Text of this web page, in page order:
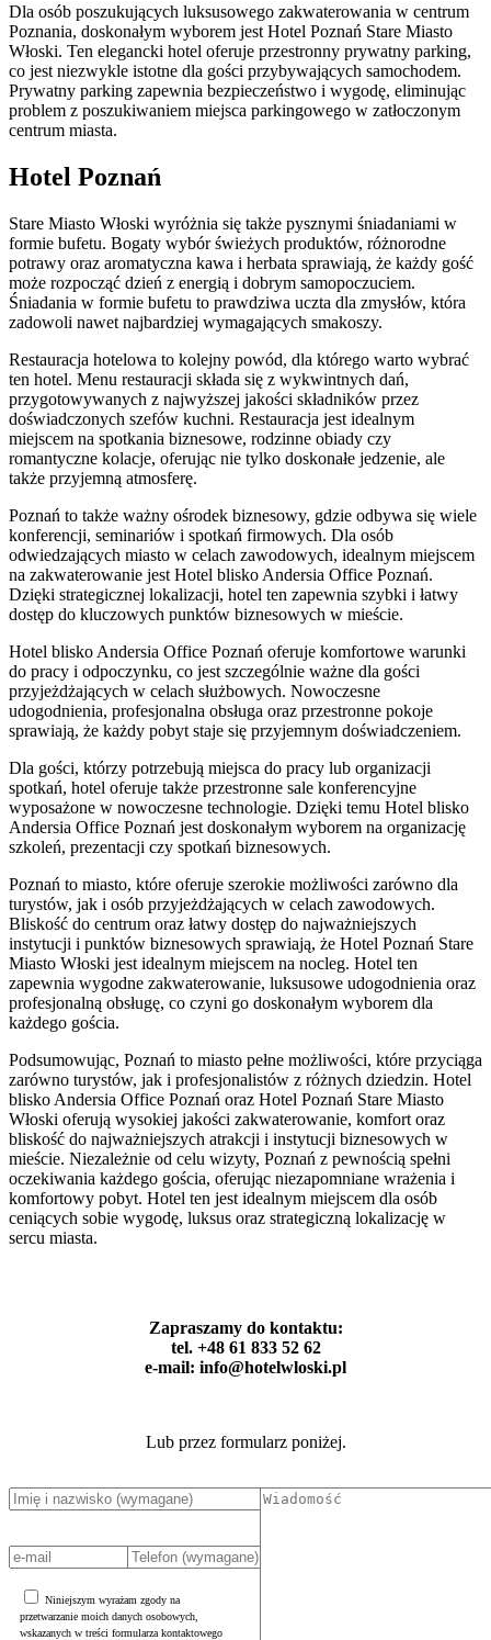
Dla osób poszukujących luksusowego zakwaterowania w centrum
Poznania, doskonałym wyborem jest Hotel Poznań Stare Miasto
Włoski. Ten elegancki hotel oferuje przestronny prywatny parking,
co jest niezwykle istotne dla gości przybywających samochodem.
Prywatny parking zapewnia bezpieczeństwo i wygodę, eliminując
problem z poszukiwaniem miejsca parkingowego w zatłoczonym
centrum miasta.
Hotel Poznań
Stare Miasto Włoski wyróżnia się także pysznymi śniadaniami w
formie bufetu. Bogaty wybór świeżych produktów, różnorodne
potrawy oraz aromatyczna kawa i herbata sprawiają, że każdy gość
może rozpocząć dzień z energią i dobrym samopoczuciem.
Śniadania w formie bufetu to prawdziwa uczta dla zmysłów, która
zadowoli nawet najbardziej wymagających smakoszy.
Restauracja hotelowa to kolejny powód, dla którego warto wybrać
ten hotel. Menu restauracji składa się z wykwintnych dań,
przygotowywanych z najwyższej jakości składników przez
doświadczonych szefów kuchni. Restauracja jest idealnym
miejscem na spotkania biznesowe, rodzinne obiady czy
romantyczne kolacje, oferując nie tylko doskonałe jedzenie, ale
także przyjemną atmosferę.
Poznań to także ważny ośrodek biznesowy, gdzie odbywa się wiele
konferencji, seminariów i spotkań firmowych. Dla osób
odwiedzających miasto w celach zawodowych, idealnym miejscem
na zakwaterowanie jest Hotel blisko Andersia Office Poznań.
Dzięki strategicznej lokalizacji, hotel ten zapewnia szybki i łatwy
dostęp do kluczowych punktów biznesowych w mieście.
Hotel blisko Andersia Office Poznań oferuje komfortowe warunki
do pracy i odpoczynku, co jest szczególnie ważne dla gości
przyjeżdżających w celach służbowych. Nowoczesne
udogodnienia, profesjonalna obsługa oraz przestronne pokoje
sprawiają, że każdy pobyt staje się przyjemnym doświadczeniem.
Dla gości, którzy potrzebują miejsca do pracy lub organizacji
spotkań, hotel oferuje także przestronne sale konferencyjne
wyposażone w nowoczesne technologie. Dzięki temu Hotel blisko
Andersia Office Poznań jest doskonałym wyborem na organizację
szkoleń, prezentacji czy spotkań biznesowych.
Poznań to miasto, które oferuje szerokie możliwości zarówno dla
turystów, jak i osób przyjeżdżających w celach zawodowych.
Bliskość do centrum oraz łatwy dostęp do najważniejszych
instytucji i punktów biznesowych sprawiają, że Hotel Poznań Stare
Miasto Włoski jest idealnym miejscem na nocleg. Hotel ten
zapewnia wygodne zakwaterowanie, luksusowe udogodnienia oraz
profesjonalną obsługę, co czyni go doskonałym wyborem dla
każdego gościa.
Podsumowując, Poznań to miasto pełne możliwości, które przyciąga
zarówno turystów, jak i profesjonalistów z różnych dziedzin. Hotel
blisko Andersia Office Poznań oraz Hotel Poznań Stare Miasto
Włoski oferują wysokiej jakości zakwaterowanie, komfort oraz
bliskość do najważniejszych atrakcji i instytucji biznesowych w
mieście. Niezależnie od celu wizyty, Poznań z pewnością spełni
oczekiwania każdego gościa, oferując niezapomniane wrażenia i
komfortowy pobyt. Hotel ten jest idealnym miejscem dla osób
ceniących sobie wygodę, luksus oraz strategiczną lokalizację w
sercu miasta.
Zapraszamy do kontaktu:
tel. +48 61 833 52 62
e-mail: info@hotelwloski.pl
Lub przez formularz poniżej.
Niniejszym wyrażam zgody na
przetwarzanie moich danych osobowych,
wskazanych w treści formularza kontaktowego